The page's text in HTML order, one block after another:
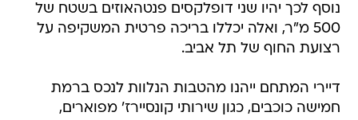
נוסף לכך יהיו שני דופלקסים פנטהאוזים בשטח של
500 מ"ר, ואלה יכללו בריכה פרטית המשקיפה על
רצועת החוף של תל אביב.
דיירי המתחם ייהנו מהטבות הנלוות לנכס ברמת
חמישה כוכבים, כגון שירותי קונסיירז' מפוארים,